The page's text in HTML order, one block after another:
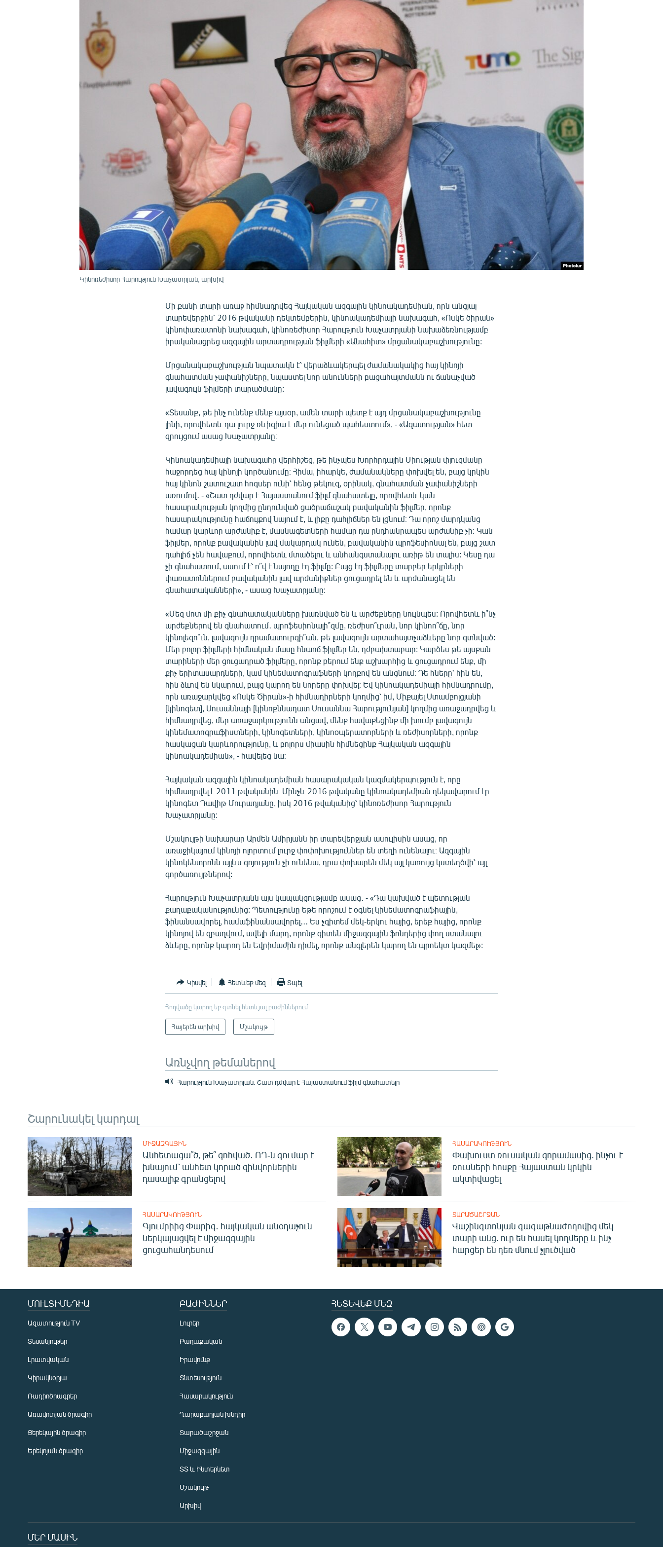
ՄԵԿՆԱԲԱՆՈՒԹՅՈՒՆ
ՁԳՏԵԼՈՎ ԼԱՎԱԳՈՒՅՆԻՆ
Կինոռեժիսոր Հարություն Խաչատրյան, արխիվ
Մի քանի տարի առաջ հիմնադրվեց Հայկական ազգային կինոակադեմիան, որն անցյալ
տարեվերջին՝ 2016 թվականի դեկտեմբերին, կինոակադեմիայի նախագահ, «Ոսկե ծիրան»
կինոփառատոնի նախագահ, կինոռեժիսոր Հարություն Խաչատրյանի նախաձեռնությամբ
իրականացրեց ազգային արտադրության ֆիլմերի «Անահիտ» մրցանակաբաշխությունը:
Մրցանակաբաշխության նպատակն է՝ վերաձևակերպել ժամանակակից հայ կինոյի
գնահատման չափանիշները, նպաստել նոր անունների բացահայտմանն ու ճանաչված
լավագույն ֆիլմերի տարածմանը:
«Տեսանք, թե ինչ ունենք մենք այսօր, ամեն տարի պետք է այդ մրցանակաբաշխությունը
լինի, որովհետև դա լուրջ ռևիզիա է մեր ունեցած պահեստում», - «Ազատության» հետ
զրույցում ասաց Խաչատրյանը։
Կինոակադեմիայի նախագահը վերհիշեց, թե ինչպես Խորհրդային Միության փլուզմանը
հաջորդեց հայ կինոյի կործանումը։ Հիմա, իհարկե, ժամանակները փոխվել են, բայց կրկին
հայ կինոն շատուշատ հոգսեր ունի՝ հենց թեկուզ, օրինակ, գնահատման չափանիշների
առումով․ - «Շատ դժվար է Հայաստանում ֆիլմ գնահատելը, որովհետև կան
հասարակության կողմից ընդունված ցածրաճաշակ բավականին ֆիլմեր, որոնք
հասարակությունը հաճույքով նայում է, և լիքը դահլիճներ են լցնում։ Դա որոշ մարդկանց
համար կարևոր արժանիք է, մասնագետների համար դա ընդհանրապես արժանիք չի։ Կան
ֆիլմեր, որոնք բավականին լավ մակարդակ ունեն, բավականին պրոֆեսիոնալ են, բայց շատ
դահլիճ չեն հավաքում, որովհետև մտածելու և անհանգստանալու առիթ են տալիս: Կեսը դա
չի գնահատում, ասում է՝ ո՞վ է նայողը էդ ֆիլմը: Բայց էդ ֆիլմերը տարբեր երկրների
փառատոններում բավականին լավ արժանիքներ ցուցադրել են և արժանացել են
գնահատականների», - ասաց Խաչատրյանը:
«Մեզ մոտ մի քիչ գնահատականները խառնված են և արժեքները նույնպես: Որովհետև ի՞նչ
արժեքներով են գնահատում․ պրոֆեսիոնալի՞զմը, ռեժիսո՞ւրան, նոր կինոո՞ճը, նոր
կինոլեզո՞ւն, լավագույն դրամատուրգի՞ան, թե լավագույն արտահայտչաձևերը նոր գտնված:
Մեր բոլոր ֆիլմերի հիմնական մասը հնաոճ ֆիլմեր են, դժբախտաբար: Կարծես թե այսքան
տարիների մեր ցուցադրած ֆիլմերը, որոնք բերում ենք աշխարհից և ցուցադրում ենք, մի
քիչ երիտասարդների, կամ կինեմատոգրաֆների կողքով են անցնում։ Դե հները՝ հին են,
հին ձևով են նկարում, բայց կարող են նորերը փոխվել։ Եվ կինոակադեմիայի հիմնադրումը,
որն առաջարկվեց «Ոսկե Ծիրան»-ի հիմնադիրների կողմից՝ իմ, Միքայել Ստամբոլցյանի
[կինոգետ], Սուսաննայի [կինոքննադատ Սուսաննա Հարությունյան] կողմից առաջադրվեց և
հիմնադրվեց, մեր առաջարկությունն անցավ, մենք հավաքեցինք մի խումբ լավագույն
կինեմատոգրաֆիստների, կինոգետների, կինոօպերատորների և ռեժիսորների, որոնք
հասկացան կարևորությունը, և բոլորս միասին հիմնեցինք Հայկական ազգային
կինոակադեմիան», - հավելեց նա։
Հայկական ազգային կինոակադեմիան հասարակական կազմակերպություն է, որը
հիմնադրվել է 2011 թվականին։ Մինչև 2016 թվականը կինոակադեմիան ղեկավարում էր
կինոգետ Դավիթ Մուրադյանը, իսկ 2016 թվականից՝ կինոռեժիսոր Հարություն
Խաչատրյանը:
Մշակույթի նախարար Արմեն Ամիրյանն իր տարեվերջյան ասուլիսին ասաց, որ
առաջիկայում կինոյի ոլորտում լուրջ փոփոխություններ են տեղի ունենալու։ Ազգային
կինոկենտրոնն այլևս գոյություն չի ունենա, դրա փոխարեն մեկ այլ կառույց կստեղծվի՝ այլ
գործառույթներով:
Հարություն Խաչատրյանն այս կապակցությամբ ասաց․ - «Դա կախված է պետության
քաղաքականությունից: Պետությունը եթե որոշում է օգնել կինեմատոգրաֆիային,
ֆինանսավորել, համաֆինանսավորել․․․ Ես չգիտեմ մեկ-երկու հայից, երեք հայից, որոնք
կինոյով են զբաղվում, ավելի մարդ, որոնք գիտեն միջազգային ֆոնդերից փող ստանալու
ձևերը, որոնք կարող են Եվրիմաժին դիմել, որոնք անգլերեն կարող են պրոեկտ կազմել»:
Կիսվել Հետևեք մեզ Տպել
Հոդվածը կարող եք գտնել հետևյալ բաժիններում
Հայերեն արխիվ Մշակույթ
Առնչվող թեմաներով
Հարություն Խաչատրյան. Շատ դժվար է Հայաստանում ֆիլմ գնահատելը
Շարունակել կարդալ
ՄԻՋԱԶԳԱՅԻՆ
Անհետացա՞ծ, թե՞ զոհված․ ՌԴ-ն գումար է
խնայում՝ անհետ կորած զինվորներին
դասալիք գրանցելով
ՀԱՍԱՐԱԿՈՒԹՅՈՒՆ
Փախուստ ռուսական զորամասից. ինչու է
ռուսների հոսքը Հայաստան կրկին
ակտիվացել
ՀԱՍԱՐԱԿՈՒԹՅՈՒՆ
Գյումրիից Փարիզ․ հայկական անօդաչուն
ներկայացվել է միջազգային
ցուցահանդեսում
ՏԱՐԱԾԱՇՐՋԱՆ
Վաշինգտոնյան գագաթնաժողովից մեկ
տարի անց. ուր են հասել կողմերը և ինչ
հարցեր են դեռ մնում չլուծված
ՀԵՏԵՎԵՔ ՄԵԶ
ՄՈՒԼՏԻՄԵԴԻԱ
Ազատություն TV
Տեսանյութեր
Լրատվական
Կիրակնօրյա
Ռադիոծրագրեր
Առավոտյան ծրագիր
Ցերեկային ծրագիր
Երեկոյան ծրագիր
ԲԱԺԻՆՆԵՐ
Լուրեր
Քաղաքական
Իրավունք
Տնտեսություն
Հասարակություն
Ղարաբաղյան խնդիր
Տարածաշրջան
Միջազգային
ՏՏ և Ինտերնետ
Մշակույթ
Արխիվ
ՄԵՐ ՄԱՍԻՆ